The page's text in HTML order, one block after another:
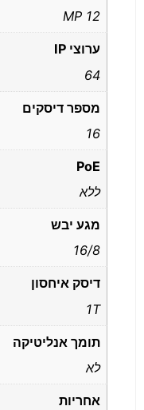
12 MP
ערוצי IP
64
מספר דיסקים
16
PoE
ללא
מגע יבש
16/8
דיסק איחסון
1T
תומך אנליטיקה
לא
אחריות